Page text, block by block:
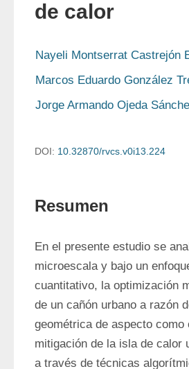
de calor
Nayeli Montserrat Castrejón
Marcos Eduardo González
Jorge Armando Ojeda
DOI: 10.32870/rvcs.v0i13.224
Resumen
En el presente estudio se
microescala y bajo un
cuantitativo, la optimización
de un cañón urbano a razón
geométrica de aspecto como
mitigación de la isla de calor
a través de técnicas